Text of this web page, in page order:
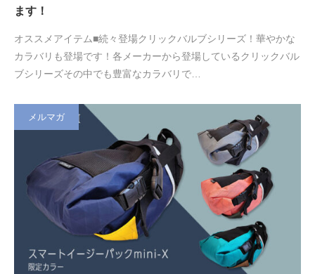
ます！
オススメアイテム■続々登場クリックバルブシリーズ！華やかな
カラバリも登場です！各メーカーから登場しているクリックバル
ブシリーズその中でも豊富なカラバリで…
メルマガ